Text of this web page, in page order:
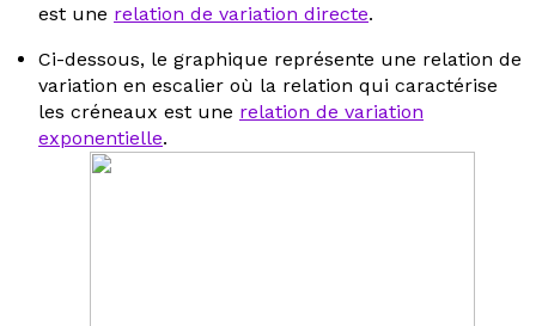
est une relation de variation directe.
Ci-dessous, le graphique représente une relation de
variation en escalier où la relation qui caractérise
les créneaux est une relation de variation
exponentielle.